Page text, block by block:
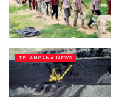
TELANGANA NEWS